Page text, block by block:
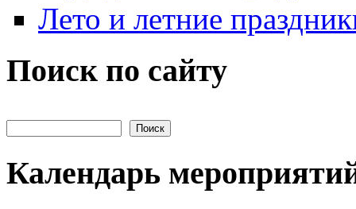
Лето и летние
Поиск по сайту
Календарь